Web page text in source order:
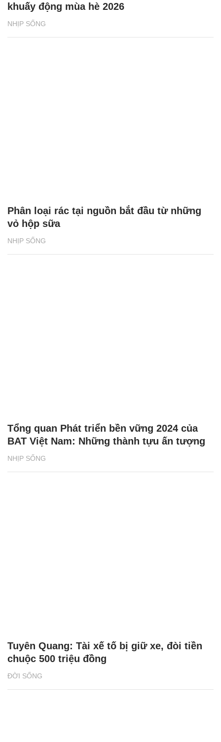
NHỊP SỐNG
khuấy động mùa hè 2026
NHỊP SỐNG
Phân loại rác tại nguồn bắt đầu từ những
vỏ hộp sữa
NHỊP SỐNG
Tổng quan Phát triển bền vững 2024 của
BAT Việt Nam: Những thành tựu ấn tượng
ĐỜI SỐNG
Tuyên Quang: Tài xế tố bị giữ xe, đòi tiền
chuộc 500 triệu đồng